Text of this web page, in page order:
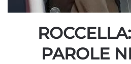
PAROLE